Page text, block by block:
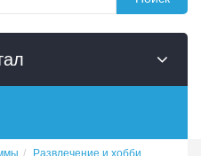
Развлечение и хобби